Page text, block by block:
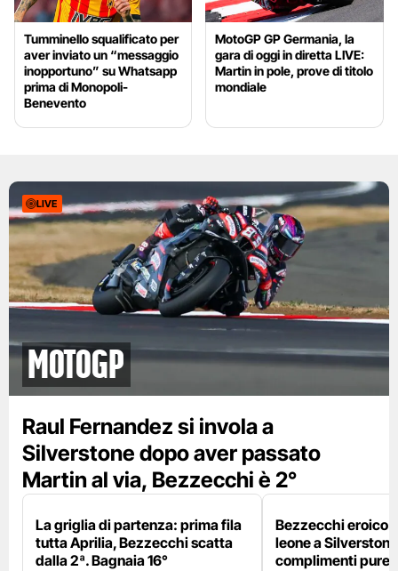
Tumminello squalificato per
aver inviato un “messaggio
inopportuno” su Whatsapp
prima di Monopoli-
Benevento
MotoGP GP Germania, la
gara di oggi in diretta LIVE:
Martin in pole, prove di titolo
mondiale
LIVE
motogp
Raul Fernandez si invola a
Silverstone dopo aver passato
Martin al via, Bezzecchi è 2°
La griglia di partenza: prima fila
tutta Aprilia, Bezzecchi scatta
dalla 2ª. Bagnaia 16°
Bezzecchi eroico
leone a
complimenti pure